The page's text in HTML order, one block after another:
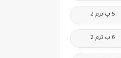
5 ب ترم 2
6 ب ترم 2